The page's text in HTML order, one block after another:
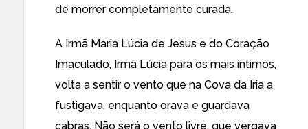
de morrer completamente curada.
A Irmã Maria Lúcia de Jesus e do Coração
Imaculado, Irmã Lúcia para os mais íntimos,
volta a sentir o vento que na Cova da Iria a
fustigava, enquanto orava e guardava
cabras. Não será o vento livre, que vergava